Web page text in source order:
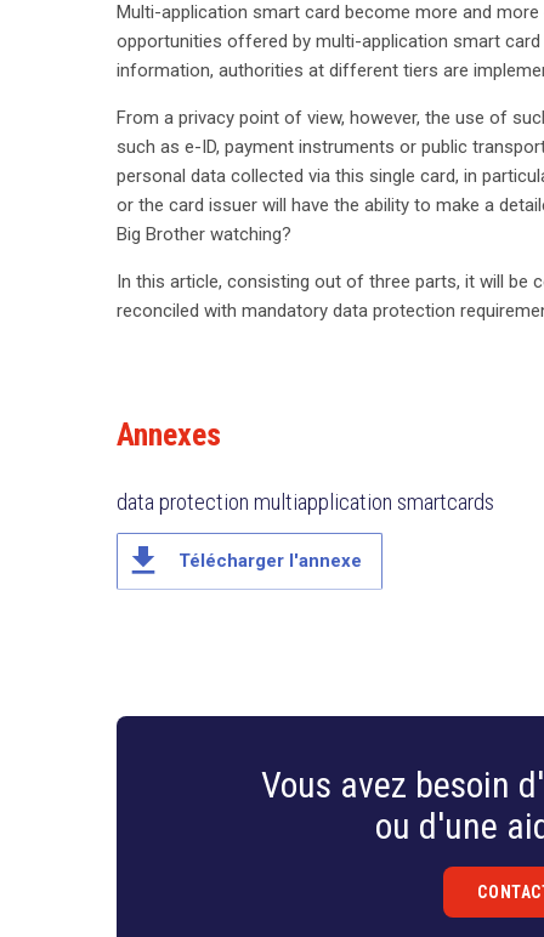
L’essor des cartes intelligentes multi-
Ces dispositifs, qui combinent des fonctions
nationales. Toutefois, cette intégration soulève
effet, l’utilisation d’une carte unique, associée à
d’applications et aux émetteurs de cartes de
phénomène est souvent comparé à une
gestion des données personnelles. Dans cet
tirer parti des avantages offerts par ces cartes
données. La conciliation entre innovation
utilisation efficace des nouvelles technologies.
Multi-application smart card become more and
opportunities offered by multi-application smart
information, authorities at different tiers are
From a privacy point of view, however, the use of
such as e-ID, payment instruments or public
personal data collected via this single card, in
or the card issuer will have the ability to make a
Big Brother watching?
In this article, consisting out of three parts, it will be
reconciled with mandatory data protection
Annexes
data protection multiapplication smartcards
file_download Télécharger l'annexe
Vous avez besoin
ou d'une